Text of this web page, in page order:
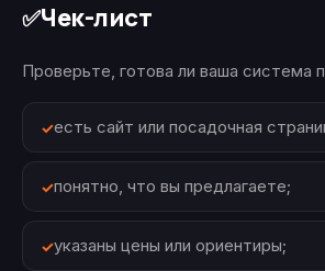
✅Чек-лист
Проверьте, готова ли ваша система
есть сайт или посадочная
понятно, что вы предлагаете;
указаны цены или ориентиры;